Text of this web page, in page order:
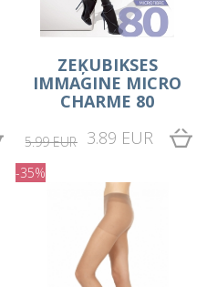
ZEĶUBIKSES
IMMAGINE MICRO
CHARME 80
5.99 EUR 3.89 EUR
-35%